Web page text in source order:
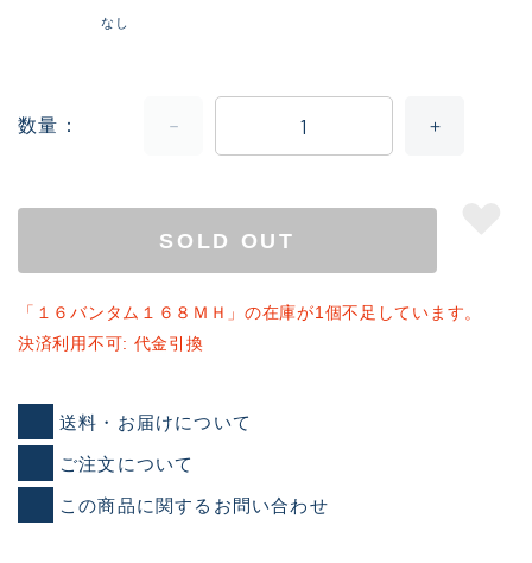
なし
数量
SOLD OUT
「１６バンタム１６８ＭＨ」の在庫が1個不足しています。
決済利用不可: 代金引換
送料・お届けについて
ご注文について
この商品に関するお問い合わせ